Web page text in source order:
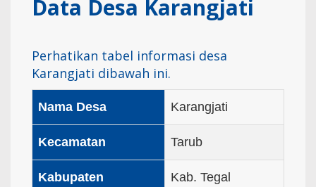
Data Desa Karangjati
Perhatikan tabel informasi desa
Karangjati dibawah ini.
Nama Desa Karangjati
Kecamatan Tarub
Kabupaten Kab. Tegal